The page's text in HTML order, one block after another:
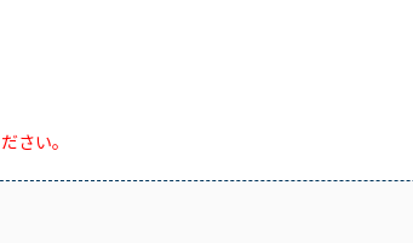
さい。